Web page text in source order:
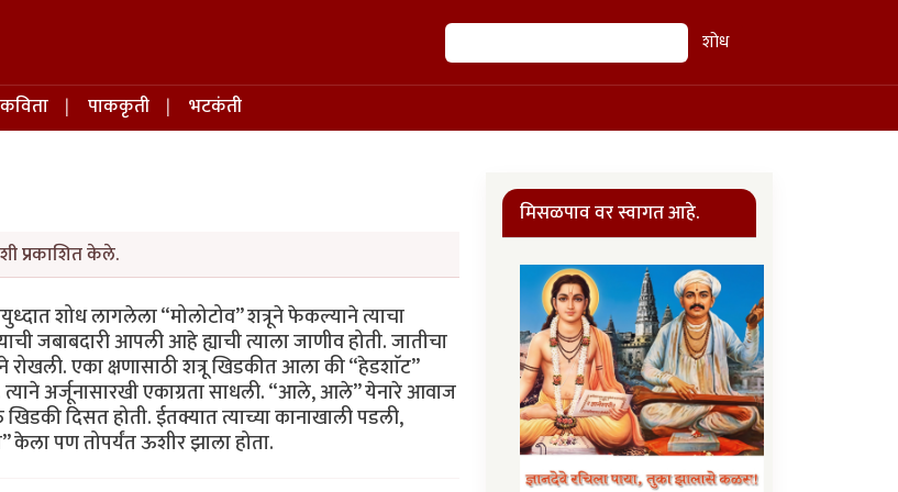
शोध शोध
कविता पाककृती
भटकंती
प्रकाशित केले.
शोध लागलेला “मोलोटोव” शत्रूने फेकल्याने त्याचा
जबाबदारी आपली आहे ह्याची त्याला जाणीव होती. जातीचा
एका क्षणासाठी शत्रू खिडकीत आला की “हेडशाॅट”
अर्जूनासारखी एकाग्रता साधली. “आले, आले” येनारे आवाज
दिसत होती. ईतक्यात त्याच्या कानाखाली पडली,
केला पण तोपर्यंत ऊशीर झाला होता.
मिसळपाव वर स्वागत आहे.